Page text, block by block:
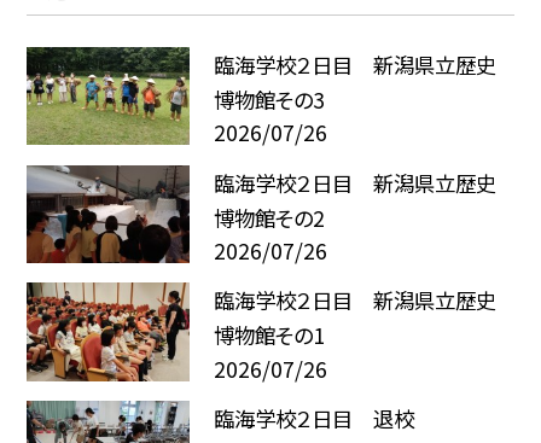
臨海学校２日目 新潟県立歴史
博物館その3
2026/07/26
臨海学校２日目 新潟県立歴史
博物館その2
2026/07/26
臨海学校２日目 新潟県立歴史
博物館その1
2026/07/26
臨海学校２日目 退校